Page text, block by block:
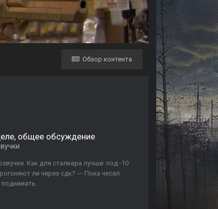
Обзор контента
общее обсуждение
Как для сталкера лучше: под -10
ли через сдк? --- Пока чесал